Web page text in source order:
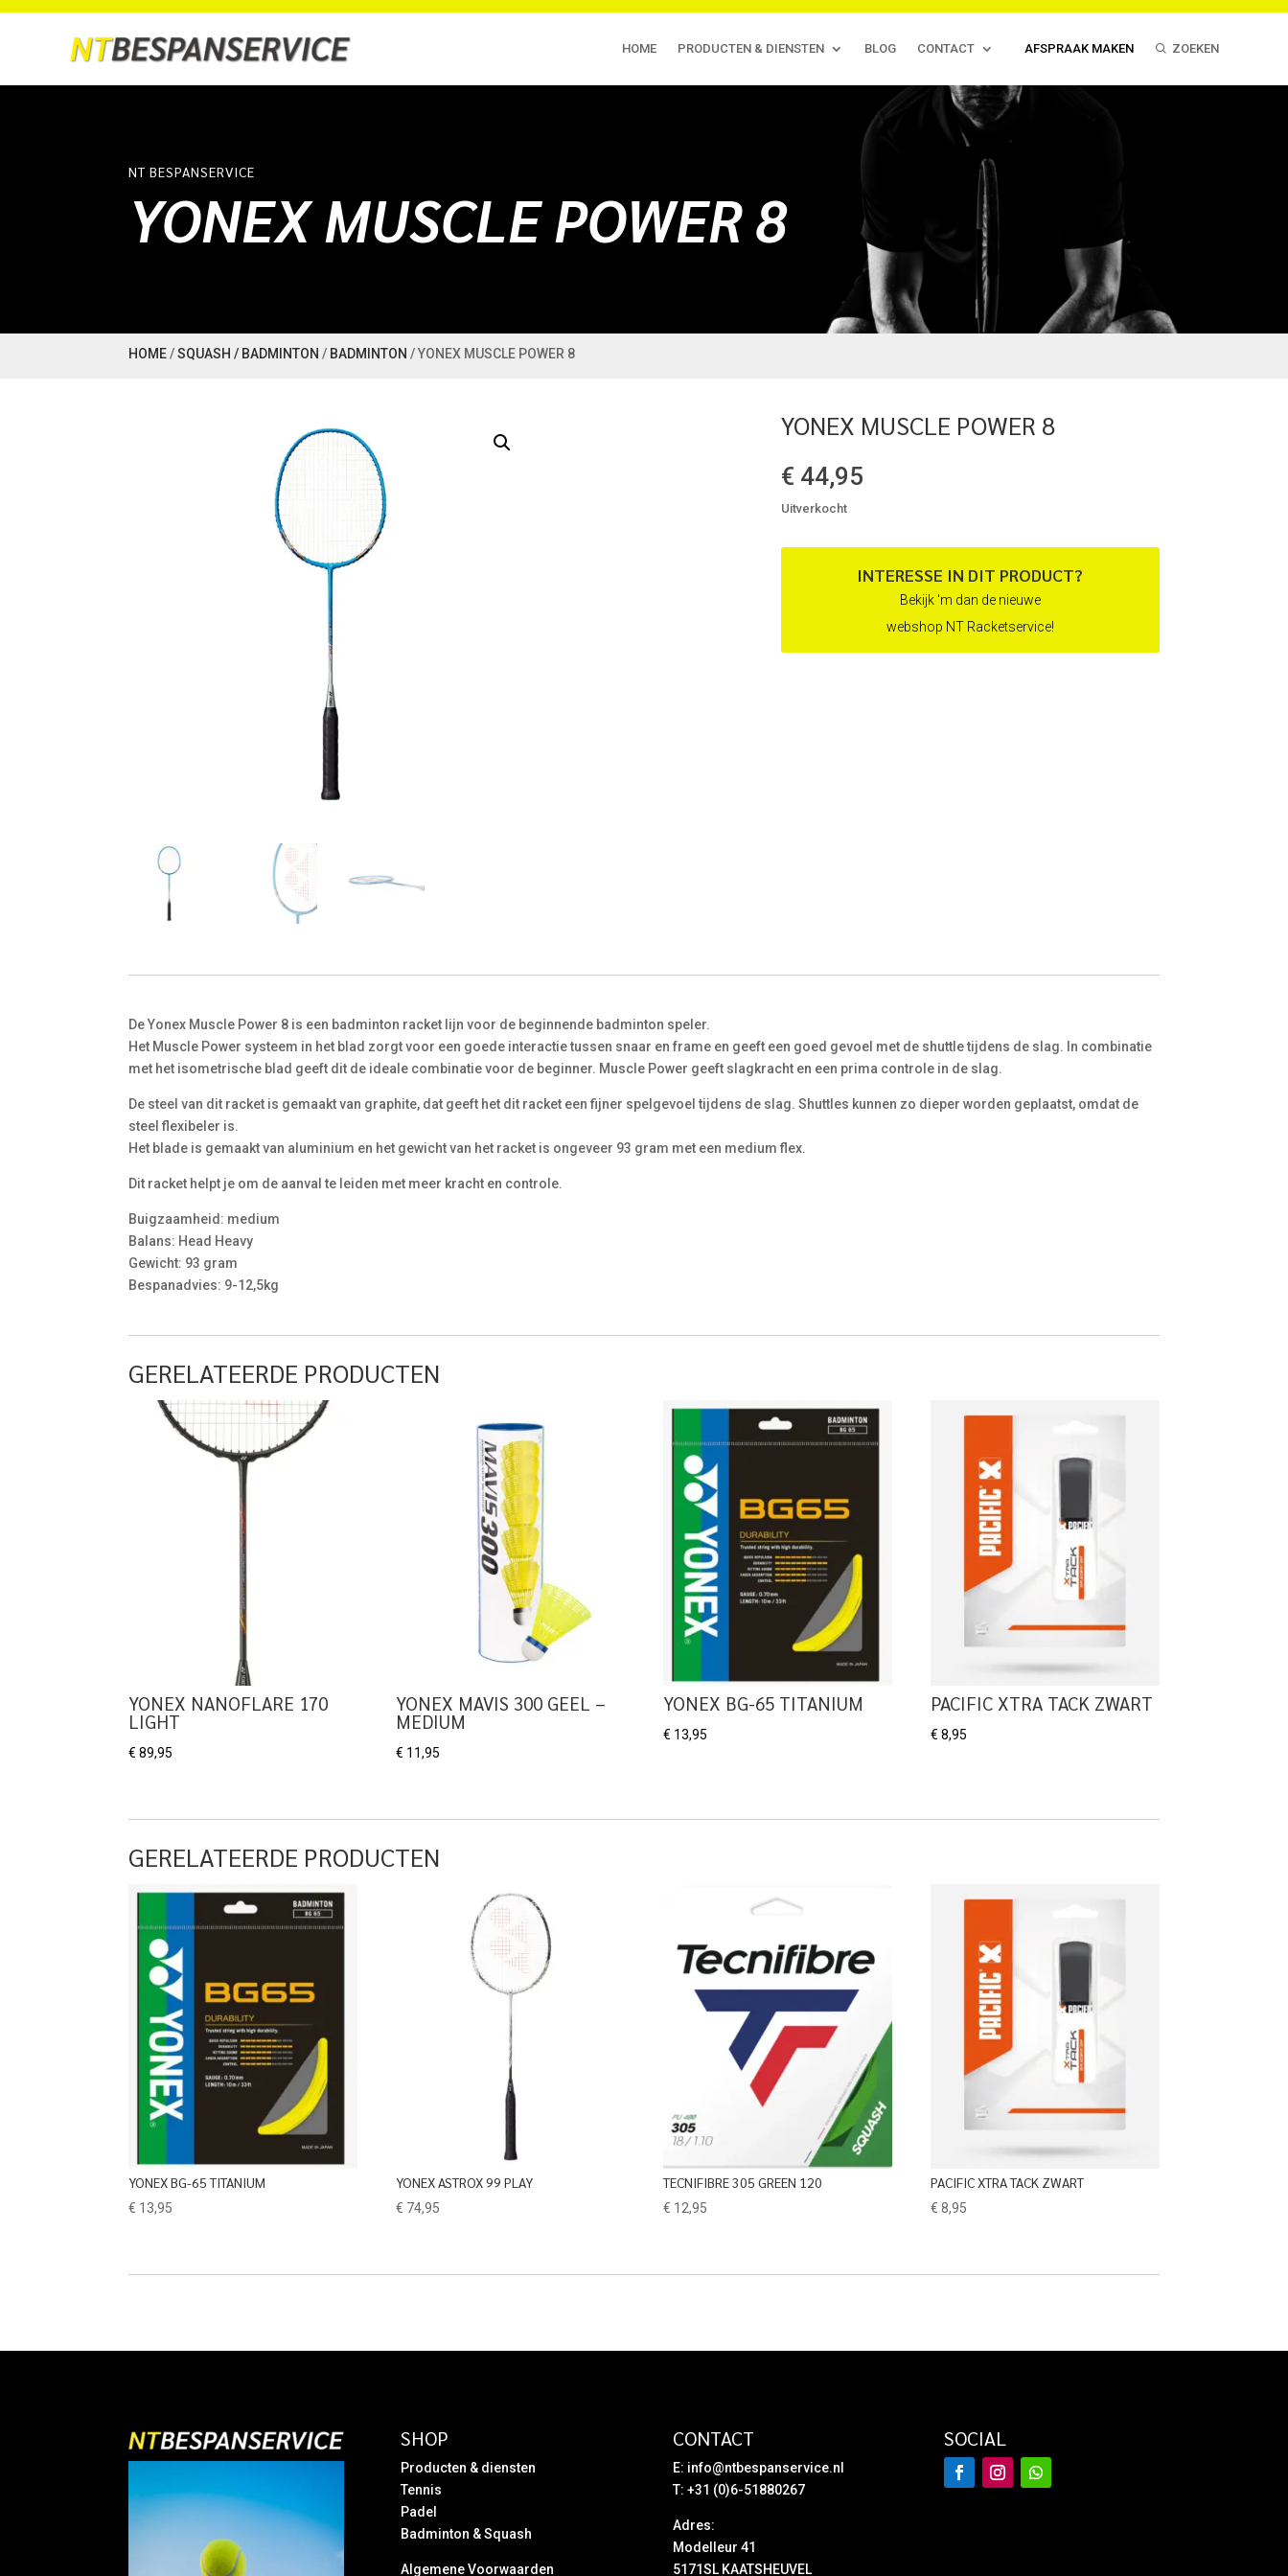
HOME PRODUCTEN & DIENSTEN BLOG CONTACT AFSPRAAK MAKEN ZOEKEN
NT BESPANSERVICE
YONEX MUSCLE POWER 8
HOME/SQUASH / BADMINTON / BADMINTON / YONEX MUSCLE POWER 8
YONEX MUSCLE POWER 8
€ 44,95
Uitverkocht
INTERESSE IN DIT PRODUCT?
Bekijk 'm dan de nieuwe
webshop NT Racketservice!
De Yonex Muscle Power 8 is een badminton racket lijn voor de beginnende badminton speler.
Het Muscle Power systeem in het blad zorgt voor een goede interactie tussen snaar en frame en geeft een goed gevoel met de shuttle tijdens de slag. In combinatie
met het isometrische blad geeft dit de ideale combinatie voor de beginner. Muscle Power geeft slagkracht en een prima controle in de slag.
De steel van dit racket is gemaakt van graphite, dat geeft het dit racket een fijner spelgevoel tijdens de slag. Shuttles kunnen zo dieper worden geplaatst, omdat de
steel flexibeler is.
Het blade is gemaakt van aluminium en het gewicht van het racket is ongeveer 93 gram met een medium flex.
Dit racket helpt je om de aanval te leiden met meer kracht en controle.
Buigzaamheid: medium
Balans: Head Heavy
Gewicht: 93 gram
Bespanadvies: 9-12,5kg
GERELATEERDE PRODUCTEN
YONEX NANOFLARE 170
LIGHT
€ 89,95
YONEX MAVIS 300 GEEL –
MEDIUM
€ 11,95
YONEX BG-65 TITANIUM
€ 13,95
PACIFIC XTRA TACK ZWART
€ 8,95
GERELATEERDE PRODUCTEN
YONEX BG-65 TITANIUM
€ 13,95
YONEX ASTROX 99 PLAY
€ 74,95
TECNIFIBRE 305 GREEN 120
€ 12,95
PACIFIC XTRA TACK ZWART
€ 8,95
SHOP
Producten & diensten
Tennis
Padel
Badminton & Squash
Algemene Voorwaarden
CONTACT
E: info@ntbespanservice.nl
T: +31 (0)6-51880267
Adres:
Modelleur 41
5171SL KAATSHEUVEL
SOCIAL